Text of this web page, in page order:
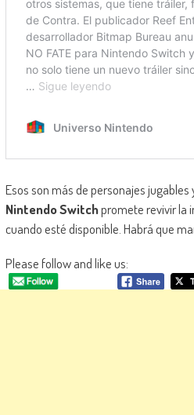
Esos son más de personajes jugables
Nintendo Switchpromete revivir la
cuando esté disponible. Habrá que
Please follow and like us: